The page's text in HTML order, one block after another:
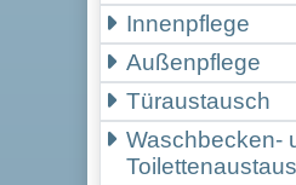
Innenpflege
Außenpflege
Türaustausch
Waschbecken-